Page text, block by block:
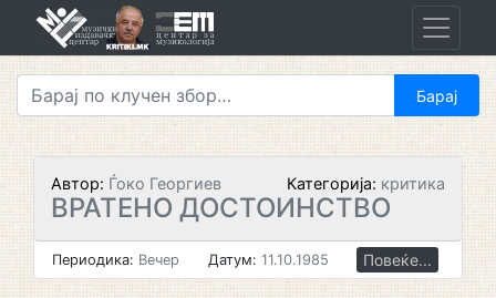
Автор: Ѓоко Георгиев Категорија: критика
ВРАТЕНО ДОСТОИНСТВО
Периодика: Вечер Датум: 11.10.1985 Повеќе...